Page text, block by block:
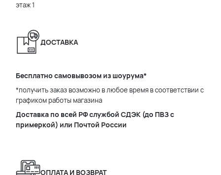
этаж 1
ДОСТАВКА
Бесплатно самовывозом из шоурума*
*получить заказ возможно в любое время в соответствии с
графиком работы магазина
Доставка по всей РФ службой СДЭК (до ПВЗ с
примеркой) или Почтой России
ОПЛАТА И ВОЗВРАТ